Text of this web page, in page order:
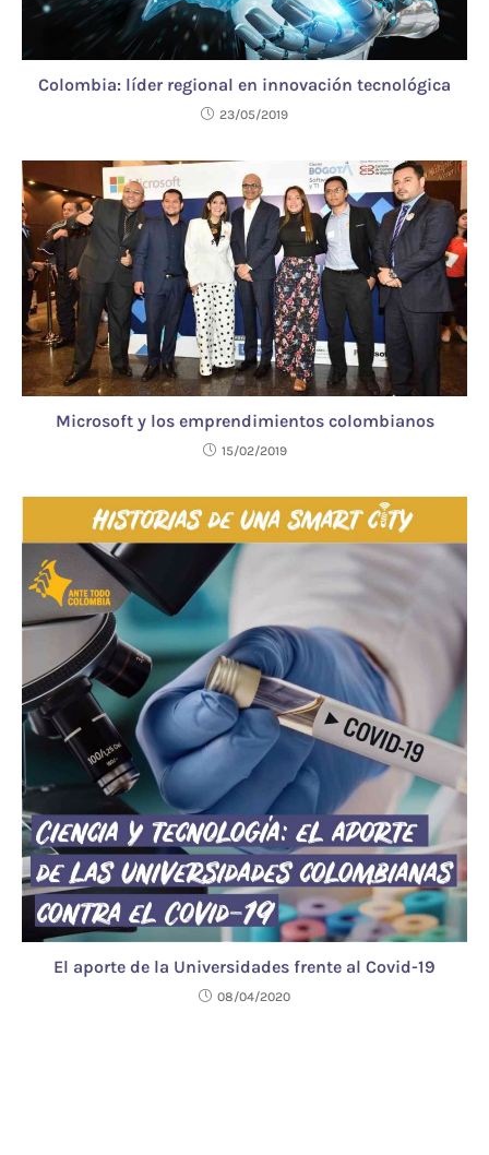
Colombia: líder regional en innovación tecnológica
23/05/2019
Microsoft y los emprendimientos colombianos
15/02/2019
El aporte de la Universidades frente al Covid-19
08/04/2020